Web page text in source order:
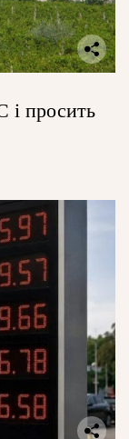
і просить